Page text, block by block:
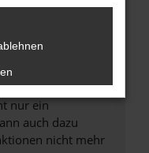
und dein
Stand
nur ein
auch dazu
nicht mehr